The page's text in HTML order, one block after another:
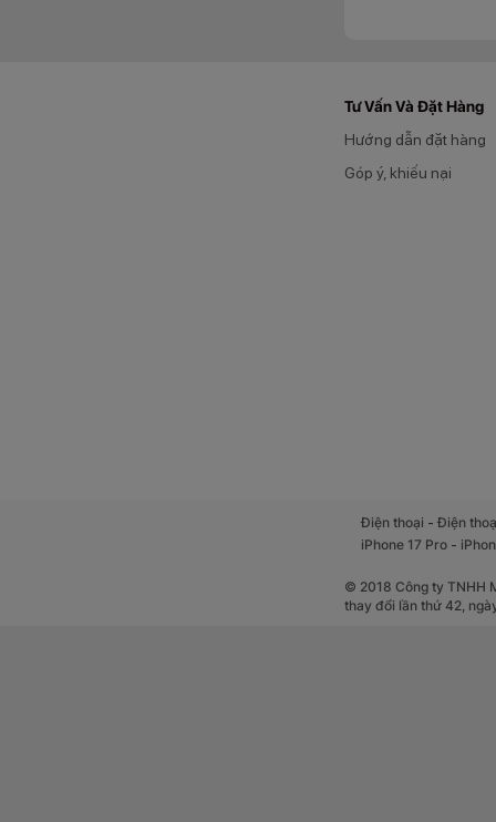
Tư Vấn Và Đặt Hàng
Hướng dẫn đặt hàng
Góp ý, khiếu nại
Điện thoại -Điện
iPhone 17 Pro -
© 2018 Công ty TNHH
thay đổi lần thứ 42,